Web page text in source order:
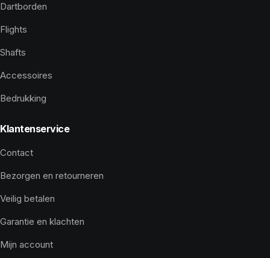
Dartborden
Flights
Shafts
Accessoires
Bedrukking
Klantenservice
Contact
Bezorgen en retourneren
Veilig betalen
Garantie en klachten
Mijn account